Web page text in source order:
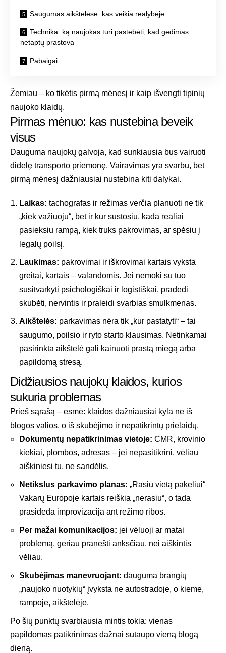
Saugumas aikštelėse: kas veikia realybėje
Technika: ką naujokas turi pastebėti, kad gedimas
netaptų prastova
Pabaigai
Žemiau – ko tikėtis pirmą mėnesį ir kaip išvengti tipinių
naujoko klaidų.
Pirmas mėnuo: kas nustebina beveik
visus
Dauguma naujokų galvoja, kad sunkiausia bus vairuoti
didelę transporto priemonę. Vairavimas yra svarbu, bet
pirmą mėnesį dažniausiai nustebina kiti dalykai.
Laikas: tachografas ir režimas verčia planuoti ne tik
„kiek važiuoju“, bet ir kur sustosiu, kada realiai
pasieksiu rampą, kiek truks pakrovimas, ar spėsiu į
legalų poilsį.
Laukimas: pakrovimai ir iškrovimai kartais vyksta
greitai, kartais – valandomis. Jei nemoki su tuo
susitvarkyti psichologiškai ir logistiškai, pradedi
skubėti, nervintis ir praleidi svarbias smulkmenas.
Aikštelės: parkavimas nėra tik „kur pastatyti“ – tai
saugumo, poilsio ir ryto starto klausimas. Netinkamai
pasirinkta aikštelė gali kainuoti prastą miegą arba
papildomą stresą.
Didžiausios naujokų klaidos, kurios
sukuria problemas
Prieš sąrašą – esmė: klaidos dažniausiai kyla ne iš
blogos valios, o iš skubėjimo ir nepatikrintų prielaidų.
Dokumentų nepatikrinimas vietoje: CMR, krovinio
kiekiai, plombos, adresas – jei nepasitikrini, vėliau
aiškiniesi tu, ne sandėlis.
Netikslus parkavimo planas: „Rasiu vietą pakeliui“
Vakarų Europoje kartais reiškia „nerasiu“, o tada
prasideda improvizacija ant režimo ribos.
Per mažai komunikacijos: jei vėluoji ar matai
problemą, geriau pranešti anksčiau, nei aiškintis
vėliau.
Skubėjimas manevruojant: dauguma brangių
„naujoko nuotykių“ įvyksta ne autostradoje, o kieme,
rampoje, aikštelėje.
Po šių punktų svarbiausia mintis tokia: vienas
papildomas patikrinimas dažnai sutaupo vieną blogą
dieną.